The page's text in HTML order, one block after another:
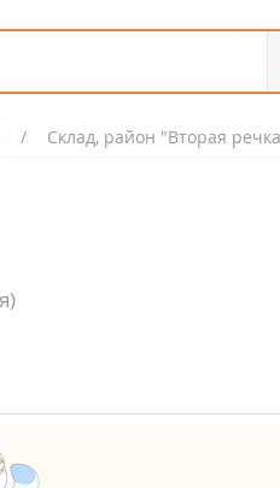
Склад, район "Вторая